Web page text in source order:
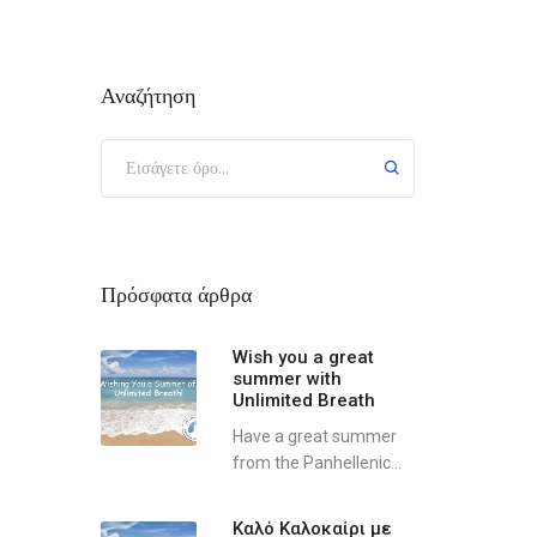
Αναζήτηση
Πρόσφατα άρθρα
Wish you a great
summer with
Unlimited Breath
Have a great summer
from the Panhellenic...
Καλό Καλοκαίρι με